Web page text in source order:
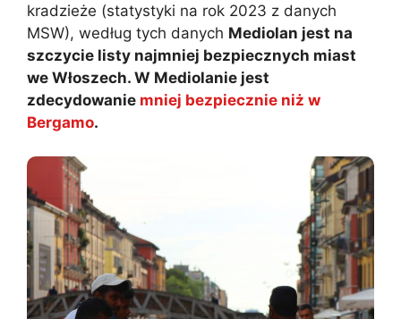
kradzieże (statystyki na rok 2023 z danych
MSW), według tych danych Mediolan jest na
szczycie listy najmniej bezpiecznych miast
we Włoszech. W Mediolanie jest
zdecydowanie mniej bezpiecznie niż w
Bergamo.